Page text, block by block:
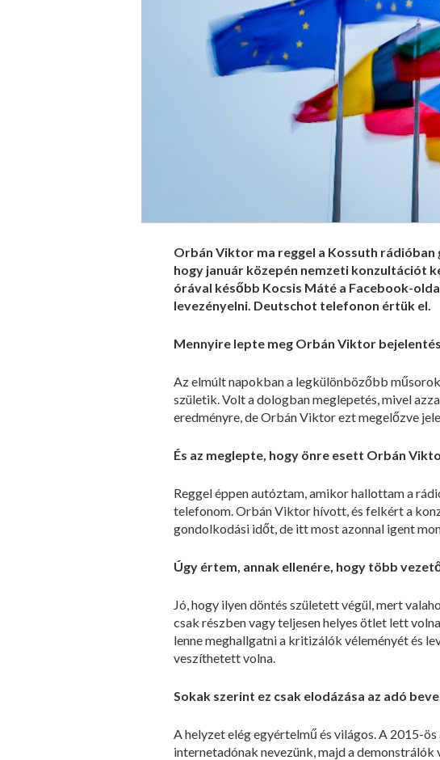
Orbán Viktor ma reggel a Kossuth
hogy január közepén nemzeti konzultációt
órával később Kocsis Máté a Facebook-
levezényelni. Deutschot telefonon értük el.
Mennyire lepte meg Orbán Viktor
Az elmúlt napokban a legkülönbözőbb
születik. Volt a dologban meglepetés, mivel
eredményre, de Orbán Viktor ezt megelőzve
És az meglepte, hogy önre esett Orbán
Reggel éppen autóztam, amikor hallottam a
telefonom. Orbán Viktor hívott, és felkért a
gondolkodási időt, de itt most azonnal igent
Úgy értem, annak ellenére, hogy több
Jó, hogy ilyen döntés született végül, mert
csak részben vagy teljesen helyes ötlet lett
lenne meghallgatni a kritizálók véleményét és
veszíthetett volna.
Sokak szerint ez csak elodázása az adó
A helyzet elég egyértelmű és világos. A 2015-
internetadónak nevezünk, majd a